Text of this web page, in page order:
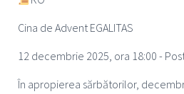
Cina de Advent EGALITAS
12 decembrie 2025, ora 18:00 -
În apropierea sărbătorilor,